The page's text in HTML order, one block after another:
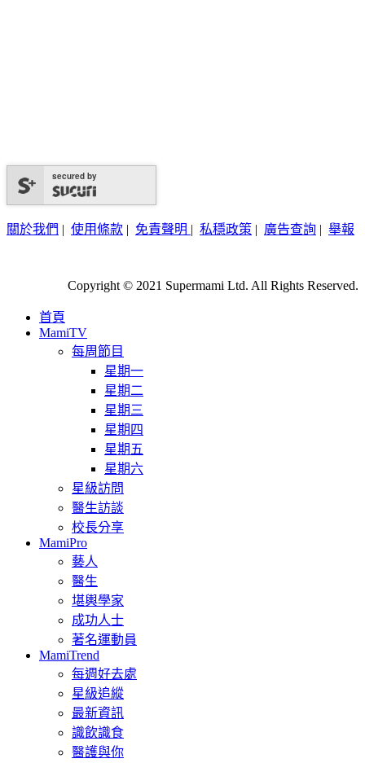
secured by
關於我們 | 使用條款 | 免責聲明 | 私穩政策 | 廣告查詢 | 舉報
Copyright © 2021 Supermami Ltd. All Rights Reserved.
首頁
MamiTV
每周節目
星期一
星期二
星期三
星期四
星期五
星期六
星級訪問
醫生訪談
校長分享
MamiPro
藝人
醫生
堪輿學家
成功人士
著名運動員
MamiTrend
每週好去處
星級追縱
最新資訊
識飲識食
醫護與你